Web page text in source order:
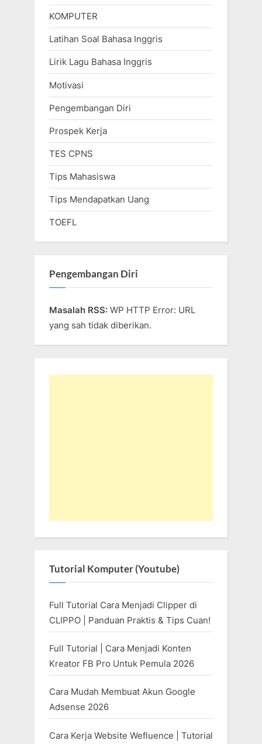
KOMPUTER
Latihan Soal Bahasa Inggris
Lirik Lagu Bahasa Inggris
Motivasi
Pengembangan Diri
Prospek Kerja
TES CPNS
Tips Mahasiswa
Tips Mendapatkan Uang
TOEFL
Pengembangan Diri
Masalah RSS: WP HTTP Error: URL
yang sah tidak diberikan.
Tutorial Komputer (Youtube)
Full Tutorial Cara Menjadi Clipper di
CLIPPO | Panduan Praktis & Tips Cuan!
Full Tutorial | Cara Menjadi Konten
Kreator FB Pro Untuk Pemula 2026
Cara Mudah Membuat Akun Google
Adsense 2026
Cara Kerja Website Wefluence | Tutorial